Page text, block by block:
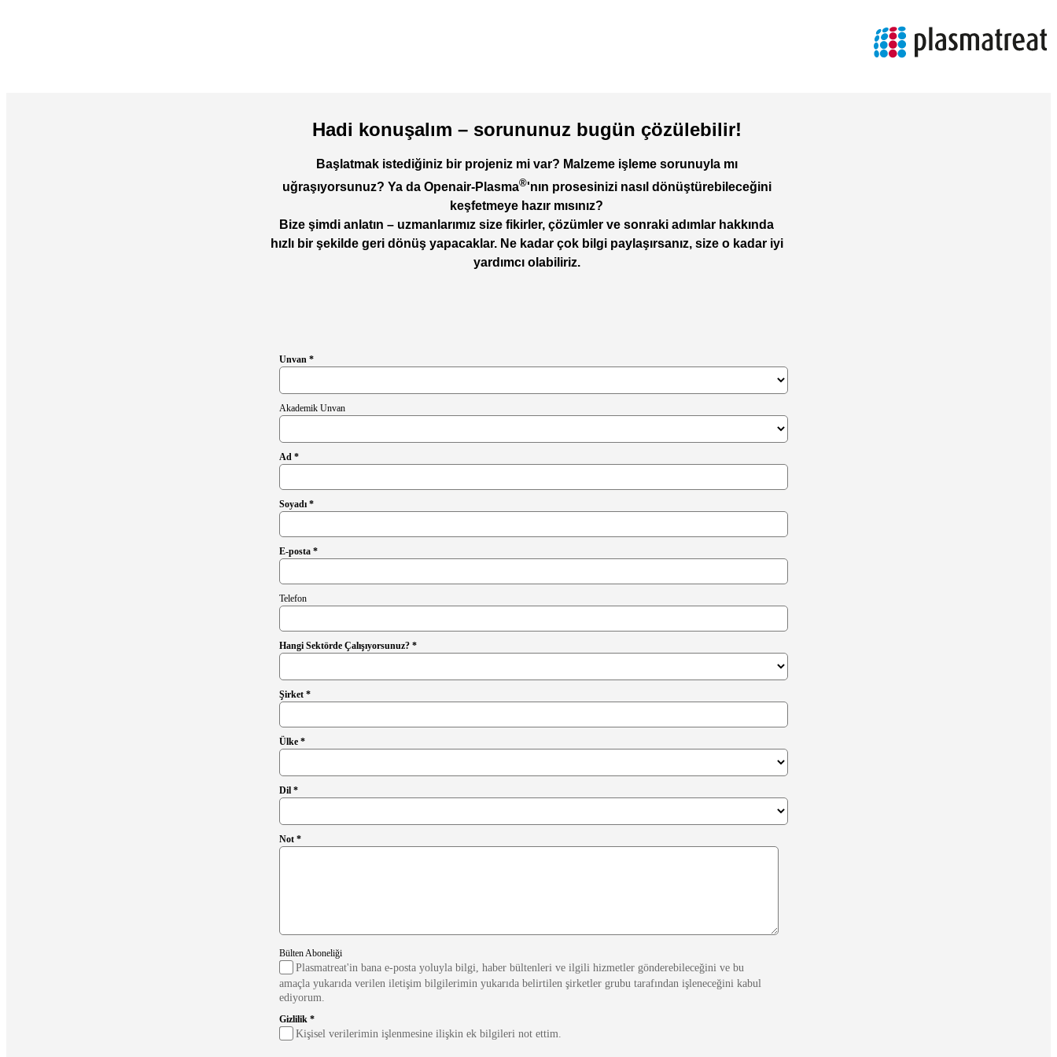
Hadi konuşalım – sorununuz bugün çözülebilir!
Başlatmak istediğiniz bir projeniz mi var? Malzeme işleme sorunuyla mı
uğraşıyorsunuz? Ya da Openair-Plasma®'nın prosesinizi nasıl dönüştürebileceğini
keşfetmeye hazır mısınız?
Bize şimdi anlatın – uzmanlarımız size fikirler, çözümler ve sonraki adımlar hakkında
hızlı bir şekilde geri dönüş yapacaklar. Ne kadar çok bilgi paylaşırsanız, size o kadar iyi
yardımcı olabiliriz.
Unvan *
Akademik Unvan
Ad *
Soyadı *
E-posta *
Telefon
Hangi Sektörde Çalışıyorsunuz? *
Şirket *
Ülke *
Dil *
Not *
Bülten Aboneliği
Plasmatreat'in bana e-posta yoluyla bilgi, haber bültenleri ve ilgili hizmetler gönderebileceğini ve bu
amaçla yukarıda verilen iletişim bilgilerimin yukarıda belirtilen şirketler grubu tarafından işleneceğini kabul
ediyorum.
Gizlilik *
Kişisel verilerimin işlenmesine ilişkin ek bilgileri not ettim.